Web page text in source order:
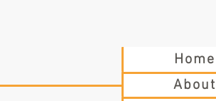
Home
About